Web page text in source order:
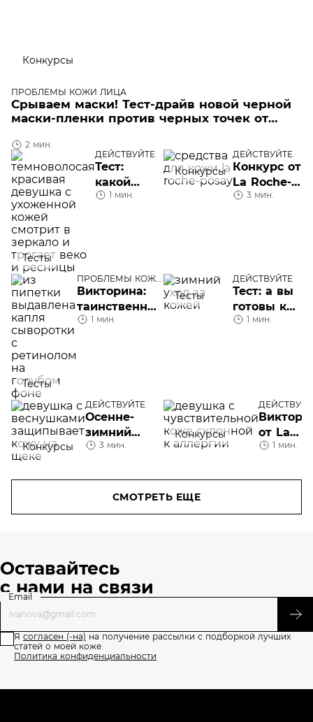
Конкурсы
ПРОБЛЕМЫ КОЖИ ЛИЦА
Срываем маски! Тест-драйв новой черной
маски-пленки против черных точек от
2 мин.
Тесты
ДЕЙСТВУЙТЕ
Тест:
какой
уход для
1 мин.
Конкурсы
ДЕЙСТВУЙТЕ
Конкурс от
La Roche-
Posay:
3 мин.
Тесты
ПРОБЛЕМЫ КОЖИ
ЛИЦА
Викторина:
таинственный
ретинол —
1 мин.
Тесты
ДЕЙСТВУЙТЕ
Тест: а вы
готовы к
зиме?
1 мин.
Конкурсы
ДЕЙСТВУЙТЕ
Осенне-
зимний
уход за
что
обратить
3 мин.
Конкурсы
от La
Roche-
готовы к
1 мин.
СМОТРЕТЬ ЕЩЕ
Оставайтесь
с нами на связи
Email
Я согласен (-на) на получение рассылки с подборкой лучших
статей о моей коже
Политика конфиденциальности